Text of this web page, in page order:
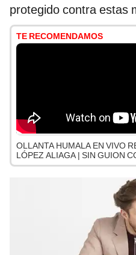
protegido contra estas
TE RECOMENDAMOS
OLLANTA HUMALA EN VIVO
LÓPEZ ALIAGA | SIN GUION